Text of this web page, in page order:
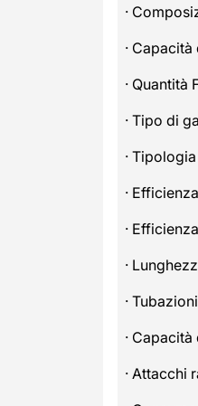
·
·
· Quantità
· Tipo di
·
·
·
·
·
·
· Attacchi